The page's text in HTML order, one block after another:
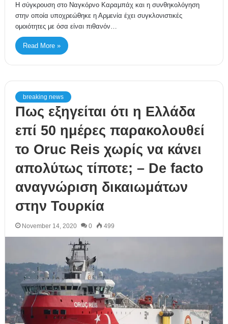
Η σύγκρουση στο Ναγκόρνο Καραμπάχ και η συνθηκολόγηση
στην οποία υποχρεώθηκε η Αρμενία έχει συγκλονιστικές
ομοιότητες με όσα είναι πιθανόν…
Read More »
breaking news
Πως εξηγείται ότι η Ελλάδα
επί 50 ημέρες παρακολουθεί
το Oruc Reis χωρίς να κάνει
απολύτως τίποτε; – De facto
αναγνώριση δικαιωμάτων
στην Τουρκία
November 14, 2020 0 499